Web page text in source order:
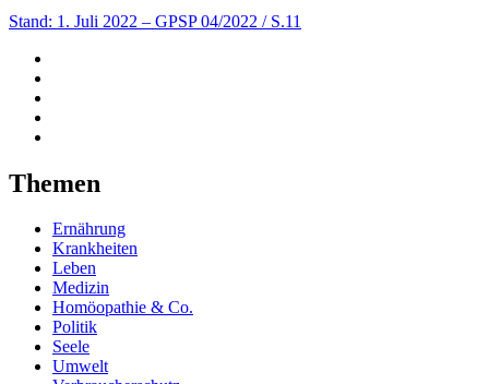
Stand: 1. Juli 2022 – GPSP 04/2022 / S.11
Themen
Ernährung
Krankheiten
Leben
Medizin
Homöopathie & Co.
Politik
Seele
Umwelt